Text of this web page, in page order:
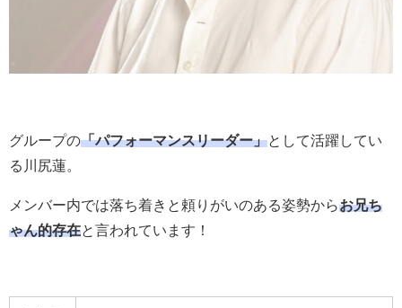
グループの「パフォーマンスリーダー」として活躍してい
る川尻蓮。
メンバー内では落ち着きと頼りがいのある姿勢からお兄ち
ゃん的存在と言われています！